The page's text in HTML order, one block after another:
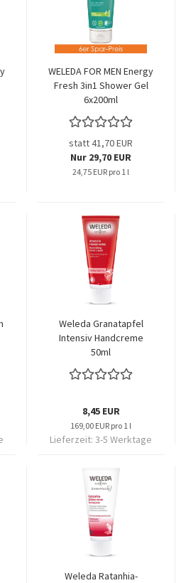
WELEDA FOR MEN Energy
Fresh 3in1 Shower Gel
6x200ml
statt 41,70 EUR
Nur 29,70 EUR
24,75 EUR pro 1 l
Weleda Granatapfel
Intensiv Handcreme
50ml
8,45 EUR
169,00 EUR pro 1 l
Lieferzeit: 3-5 Werktage
Weleda Ratanhia-